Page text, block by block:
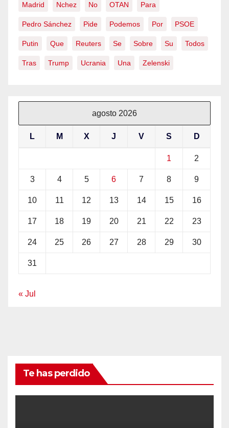
Madrid Nchez No OTAN Para
Pedro Sánchez Pide Podemos Por PSOE
Putin Que Reuters Se Sobre Su Todos
Tras Trump Ucrania Una Zelenski
agosto 2026
L M X J V S D
1 2
3 4 5 6 7 8 9
10 11 12 13 14 15 16
17 18 19 20 21 22 23
24 25 26 27 28 29 30
31
« Jul
Te has perdido